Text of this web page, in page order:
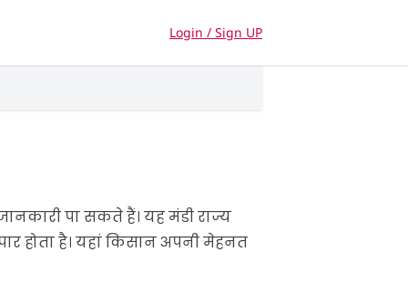
Login / Sign UP
पा सकते हैं। यह मंडी राज्य
होता है। यहां किसान अपनी मेहनत